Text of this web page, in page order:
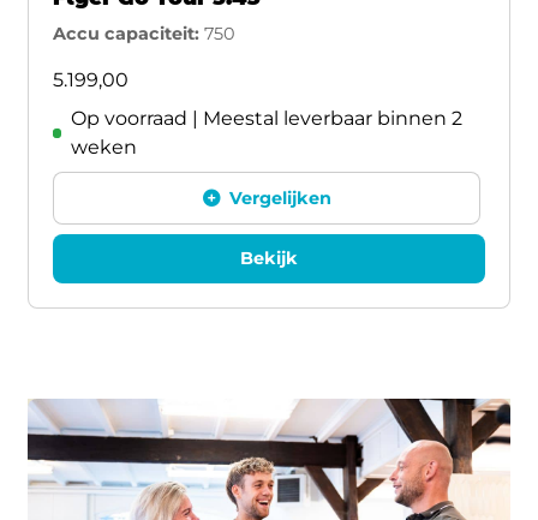
Accu capaciteit: 750
5.199,00
Op voorraad | Meestal leverbaar binnen 2
weken
Vergelijken
Bekijk